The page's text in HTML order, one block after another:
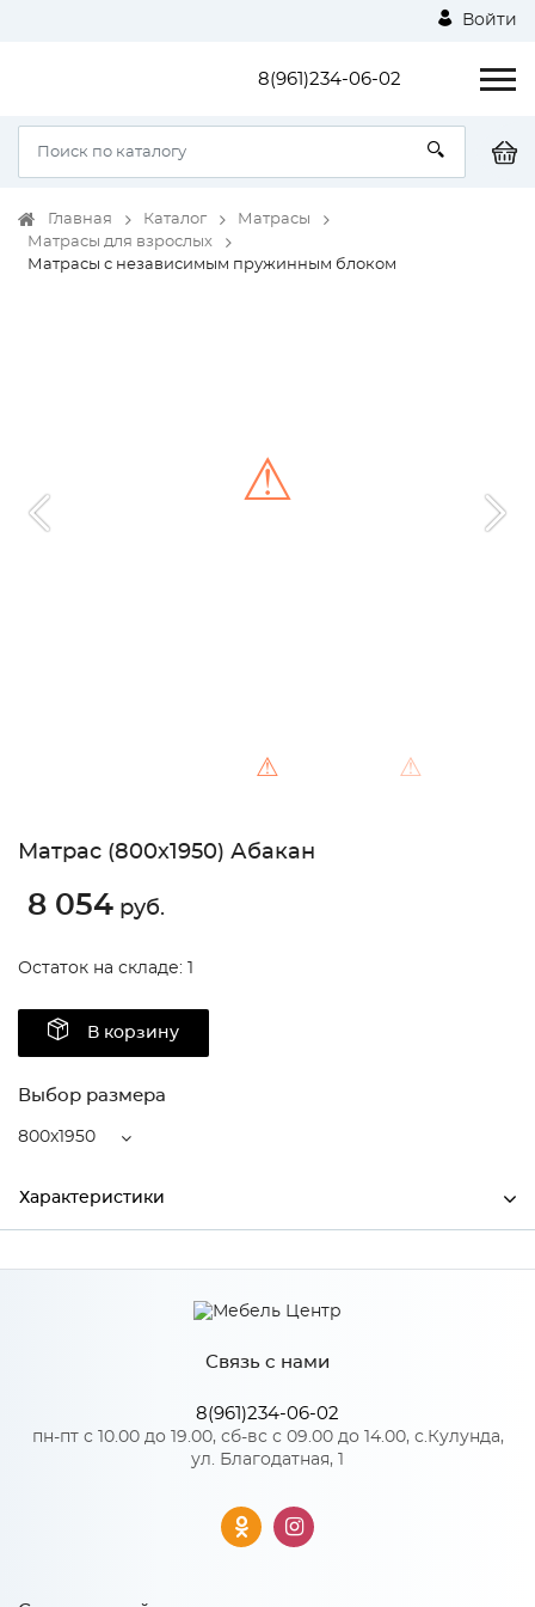
Войти
8(961)234-06-02
Главная Каталог
Матрасы
Матрасы для взрослых
Матрасы с независимым пружинным блоком
⚠ ⚠
⚠
Матрас (800х1950) Абакан
8 054 руб.
Остаток на складе: 1
В корзину
Выбор размера
800x1950
Характеристики
Ширина 800
210
1950
MagicSoft by Relax
Связь с нами
8(961)234-06-02
пн-пт с 10.00 до 19.00, сб-вс с 09.00 до 14.00, с.Кулунда,
ул. Благодатная, 1